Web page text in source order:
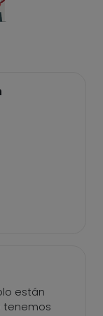
están
tenemos